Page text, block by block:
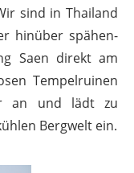
sind in Thailand
hinüber spähen-
Saen direkt am
Tempelruinen
an und lädt zu
Bergwelt ein.